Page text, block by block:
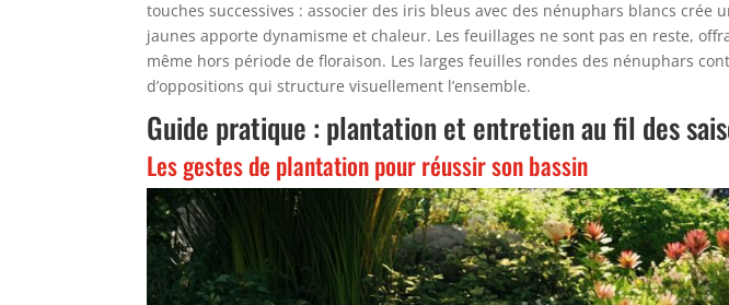
touches successives : associer des iris bleus avec des nénuphars blancs
jaunes apporte dynamisme et chaleur. Les feuillages ne sont pas en reste,
même hors période de floraison. Les larges feuilles rondes des nénuphars
d’oppositions qui structure visuellement l’ensemble.
Guide pratique : plantation et entretien au fil des
Les gestes de plantation pour réussir son bassin